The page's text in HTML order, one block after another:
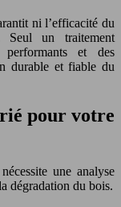
ni l’efficacité du
Seul un traitement
et des
durable et fiable du
pour votre
une analyse
dégradation du bois.